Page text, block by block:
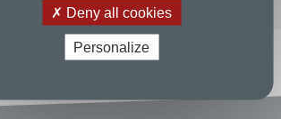
Deny all cookies
Personalize